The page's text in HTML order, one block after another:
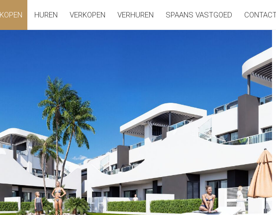
KOPEN HUREN VERKOPEN VERHUREN SPAANS VASTGOED